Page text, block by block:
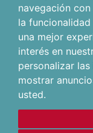
navegación
la
una mejor
interés en
personalizar
mostrar
usted.